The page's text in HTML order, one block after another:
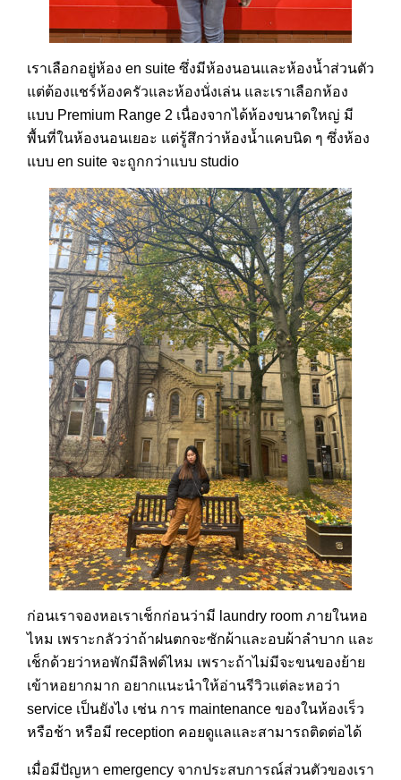
เราเลือกอยู่ห้อง en suite ซึ่งมีห้องนอนและห้องน้ำส่วนตัว
แต่ต้องแชร์ห้องครัวและห้องนั่งเล่น และเราเลือกห้อง
แบบ Premium Range 2 เนื่องจากได้ห้องขนาดใหญ่ มี
พื้นที่ในห้องนอนเยอะ แต่รู้สึกว่าห้องน้ำแคบนิด ๆ ซึ่งห้อง
แบบ en suite จะถูกกว่าแบบ studio
ก่อนเราจองหอเราเช็กก่อนว่ามี laundry room ภายในหอ
ไหม เพราะกลัวว่าถ้าฝนตกจะซักผ้าและอบผ้าลำบาก และ
เช็กด้วยว่าหอพักมีลิฟต์ไหม เพราะถ้าไม่มีจะขนของย้าย
เข้าหอยากมาก อยากแนะนำให้อ่านรีวิวแต่ละหอว่า
service เป็นยังไง เช่น การ maintenance ของในห้องเร็ว
หรือช้า หรือมี reception คอยดูแลและสามารถติดต่อได้
เมื่อมีปัญหา emergency จากประสบการณ์ส่วนตัวของเรา